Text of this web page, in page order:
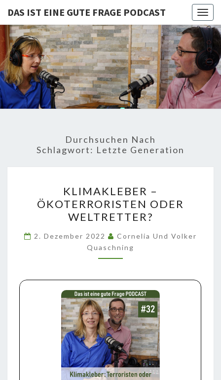
DAS IST EINE GUTE FRAGE PODCAST
DAS IST
EINE
GUTE
FRAGE
PODCAST
Von Cornelia Und
Volker
Quaschning – Der
Podcast Zur
Klimakrise Und
Energierevolution
Energiewende-
Fakten Und
Hintergründe
Durchsuchen Nach
Schlagwort: Letzte Generation
–
ÖKOTERRORISTEN
ODER
WELTRETTER?
KLIMAKLEBER –
ÖKOTERRORISTEN ODER
WELTRETTER?
2. Dezember 2022
Cornelia Und Volker
Quaschning